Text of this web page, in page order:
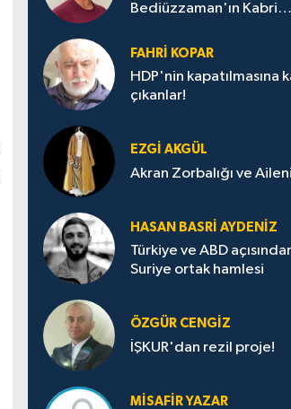
Bediüzzaman'ın Kabri
FAHRI KOPAR
HDP'nin kapatılmasına
çıkanlar!
EZGI AKGÜL
Akran Zorbalığı ve
HASAN BASRI AYDENIZ
Türkiye ve ABD
Suriye ortak hamlesi
ÖZGÜR CENGIZ
İŞKUR'dan rezil proje!
MISAFIR YAZAR